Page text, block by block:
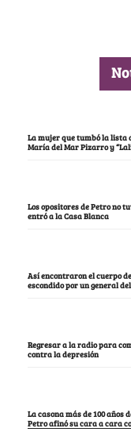
La mujer que tumbó la lista
María del Mar Pizarro y
Los opositores de Petro no
entró a la Casa Blanca
Así encontraron el cuerpo
escondido por un general
Regresar a la radio para
contra la depresión
La casona más de 100 años
Petro afinó su cara a cara